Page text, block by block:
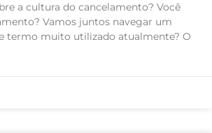
a cultura do cancelamento? Você
Vamos juntos navegar um
termo muito utilizado atualmente? O